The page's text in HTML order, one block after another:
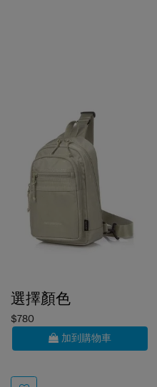
選擇顏色
$780
加到購物車